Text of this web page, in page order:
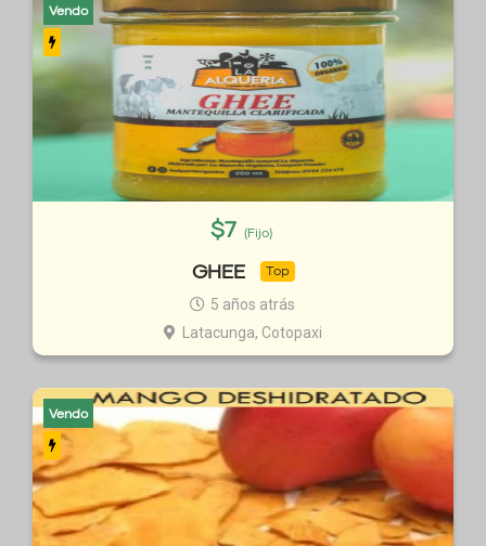
Vendo
$7 (Fijo)
GHEE Top
5 años atrás
Latacunga, Cotopaxi
Vendo